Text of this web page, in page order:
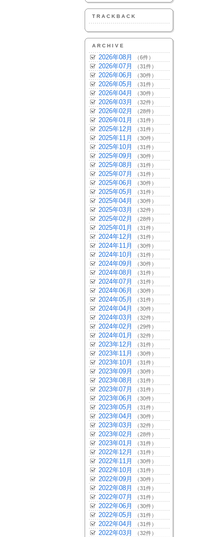
TRACKBACK
ARCHIVE
2026年08月 （6件）
2026年07月 （31件）
2026年06月 （30件）
2026年05月 （31件）
2026年04月 （30件）
2026年03月 （32件）
2026年02月 （28件）
2026年01月 （31件）
2025年12月 （31件）
2025年11月 （30件）
2025年10月 （31件）
2025年09月 （30件）
2025年08月 （31件）
2025年07月 （31件）
2025年06月 （30件）
2025年05月 （31件）
2025年04月 （30件）
2025年03月 （32件）
2025年02月 （28件）
2025年01月 （31件）
2024年12月 （31件）
2024年11月 （30件）
2024年10月 （31件）
2024年09月 （30件）
2024年08月 （31件）
2024年07月 （31件）
2024年06月 （30件）
2024年05月 （31件）
2024年04月 （30件）
2024年03月 （32件）
2024年02月 （29件）
2024年01月 （32件）
2023年12月 （31件）
2023年11月 （30件）
2023年10月 （31件）
2023年09月 （30件）
2023年08月 （31件）
2023年07月 （31件）
2023年06月 （30件）
2023年05月 （31件）
2023年04月 （30件）
2023年03月 （32件）
2023年02月 （28件）
2023年01月 （31件）
2022年12月 （31件）
2022年11月 （30件）
2022年10月 （31件）
2022年09月 （30件）
2022年08月 （31件）
2022年07月 （31件）
2022年06月 （30件）
2022年05月 （31件）
2022年04月 （31件）
2022年03月 （32件）